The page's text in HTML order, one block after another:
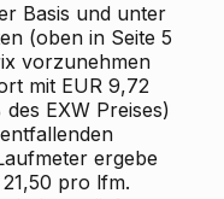
Basis und unter
(oben in Seite 5
vorzunehmen
mit EUR 9,72
EXW Preises)
ergebe
pro lfm.